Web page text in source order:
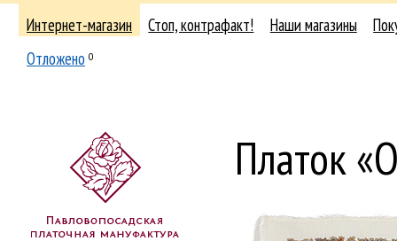
Интернет-магазин Стоп, контрафакт! Наши магазины
Отложено 0
Платок